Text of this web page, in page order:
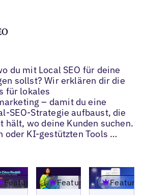
du mit Local SEO für deine
sollst? Wir erklären dir die
für lokales
– damit du eine
SEO-Strategie aufbaust, die
hält, wo deine Kunden suchen.
oder KI-gestützten Tools …
Featured
Featured
Featured